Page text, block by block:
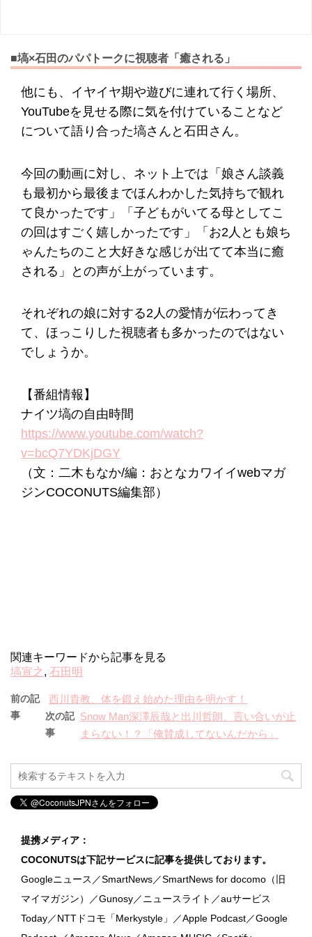
■塙×石田のパパトークに視聴者「癒される」
他にも、イヤイヤ期や遊びに連れて行く場所、
YouTubeを見せる際に気を付けていることなど
について語り合った塙さんと石田さん。
今回の動画に対し、ネット上では「娘さん談義
も最初から最後までほんわかした気持ちで観れ
て良かったです」「子どもがいてる母としてこ
の回はすごく嬉しかったです」「お2人とも娘ち
ゃんたちのこと大好きな感じが出てて本当に癒
される」との声が上がっています。
それぞれの娘に対する2人の愛情が伝わってき
て、ほっこりした視聴者も多かったのではない
でしょうか。
【番組情報】
ナイツ塙の自由時間
https://www.youtube.com/watch?
v=bcQ7YDKjDGY
（文：二木もなか/編：おとなカワイイwebマガ
ジンCOCONUTS編集部）
関連キーワードから記事を見る
塙宣之 , 石田明
前の記
事
西川貴教、体を鍛え始めた理由を明かす！
次の記
事
Snow Man深澤辰哉と出川哲朗、言い合いが止
まらない！？「俺賛成してないんだから」
提携メディア：
COCONUTSは下記サービスに記事を提供しております。
Googleニュース／SmartNews／SmartNews for docomo（旧
マイマガジン）／Gunosy／ニュースライト／auサービス
Today／NTTドコモ「Merkystyle」／Apple Podcast／Google